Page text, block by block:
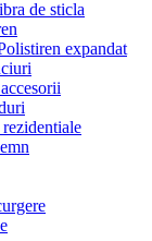
de sticla
expandat
rezidentiale